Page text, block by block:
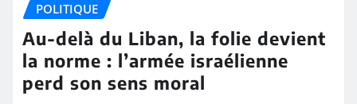
POLITIQUE
Au-delà du Liban, la folie devient
la norme : l’armée israélienne
perd son sens moral